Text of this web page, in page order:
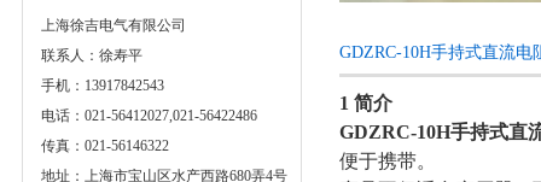
上海徐吉电气有限公司
联系人：徐寿平
手机：13917842543
电话：021-56412027,021-56422486
传真：021-56146322
地址：上海市宝山区水产西路680弄4号
GDZRC-10H手持式直流
1 简介
GDZRC-10H手持式直
便于携带。